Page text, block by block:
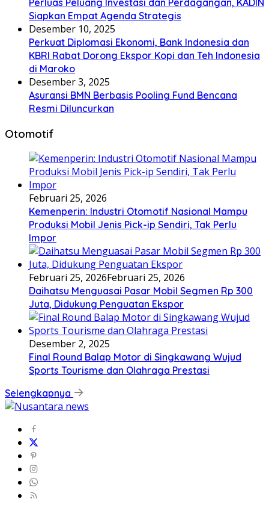
Siapkan Empat Agenda Strategis
Desember 10, 2025
Perkuat Diplomasi Ekonomi, Bank Indonesia dan
KBRI Rabat Dorong Ekspor Kopi dan Teh Indonesia
di Maroko
Desember 3, 2025
Asuransi BMN Berbasis Pooling Fund Bencana
Resmi Diluncurkan
Otomotif
Februari 25, 2026
Kemenperin: Industri Otomotif Nasional Mampu
Produksi Mobil Jenis Pick-ip Sendiri, Tak Perlu
Impor
Februari 25, 2026Februari 25, 2026
Daihatsu Menguasai Pasar Mobil Segmen Rp 300
Juta, Didukung Penguatan Ekspor
Desember 2, 2025
Final Round Balap Motor di Singkawang Wujud
Sports Tourisme dan Olahraga Prestasi
Selengkapnya